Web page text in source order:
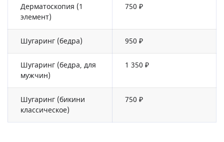
Дерматоскопия (1
элемент)
750 ₽
Шугаринг (бедра) 950 ₽
Шугаринг (бедра, для
мужчин)
1 350 ₽
Шугаринг (бикини
классическое)
750 ₽